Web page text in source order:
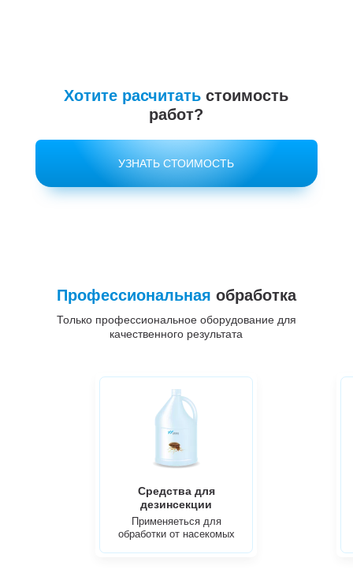
Хотите расчитать стоимость
работ?
УЗНАТЬ СТОИМОСТЬ
Профессиональная обработка
Только профессиональное оборудование для
качественного результата
Средства для
дезинсекции
Применяеться для
обработки от насекомых